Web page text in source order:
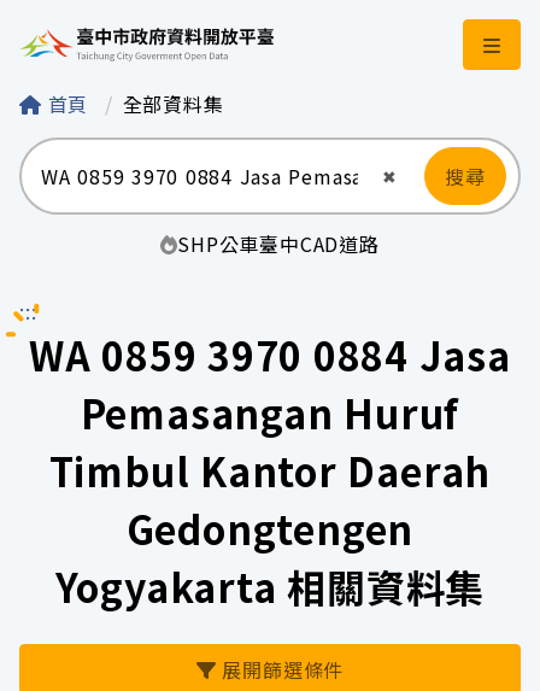
臺中市政府資料開
首頁 全部資料集
✖ 清空輸入
搜尋
SHP公車臺中CAD道路
:::
WA 0859 3970 0884 Jasa
Pemasangan Huruf
Timbul Kantor Daerah
Gedongtengen
Yogyakarta 相關資料集
展開篩選條件